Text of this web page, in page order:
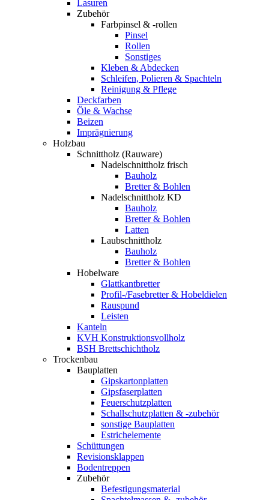
Lasuren
Zubehör
Farbpinsel & -rollen
Pinsel
Rollen
Sonstiges
Kleben & Abdecken
Schleifen, Polieren & Spachteln
Reinigung & Pflege
Deckfarben
Öle & Wachse
Beizen
Imprägnierung
Holzbau
Schnittholz (Rauware)
Nadelschnittholz frisch
Bauholz
Bretter & Bohlen
Nadelschnittholz KD
Bauholz
Bretter & Bohlen
Latten
Laubschnittholz
Bauholz
Bretter & Bohlen
Hobelware
Glattkantbretter
Profil-/Fasebretter & Hobeldielen
Rauspund
Leisten
Kanteln
KVH Konstruktionsvollholz
BSH Brettschichtholz
Trockenbau
Bauplatten
Gipskartonplatten
Gipsfaserplatten
Feuerschutzplatten
Schallschutzplatten & -zubehör
sonstige Bauplatten
Estrichelemente
Schüttungen
Revisionsklappen
Bodentreppen
Zubehör
Befestigungsmaterial